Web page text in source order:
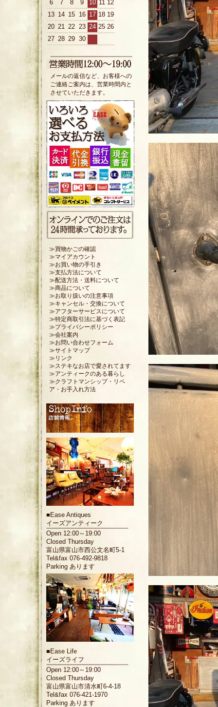
6 7 8 9 10 11 12
13 14 15 16 17 18 19
20 21 22 23 24 25 26
27 28 29 30
メールの返信など、お客様への
ご連絡ご案内は、営業時間内と
させていただきます。
≫買物かごの確認
≫マイアカウント
≫お買い物の手引き
≫支払方法について
≫配送方法・送料について
≫商品について
≫お取り扱いの注意事項
≫キャンセル・交換について
≫アフターサービスについて
≫特定商取引法に基づく表記
≫プライバシーポリシー
≫会社案内
≫お問い合わせフォーム
≫サイトマップ
≫リンク
≫ステキなお店で愛されてます
≫アンティークのある暮らし
≫クラフトマンシップ・リペ
ア・お手入れ方法
■ Ease Antiques
イーズアンティーク
Open 12:00～19:00
Closed Thursday
富山県富山市西公文名町5-1
Tel&fax 076-492-9818
Parking あります
■ Ease Life
イーズライフ
Open 12:00～19:00
Closed Thursday
富山県富山市清水町6-4-18
Tel&fax 076-421-1970
Parking あります